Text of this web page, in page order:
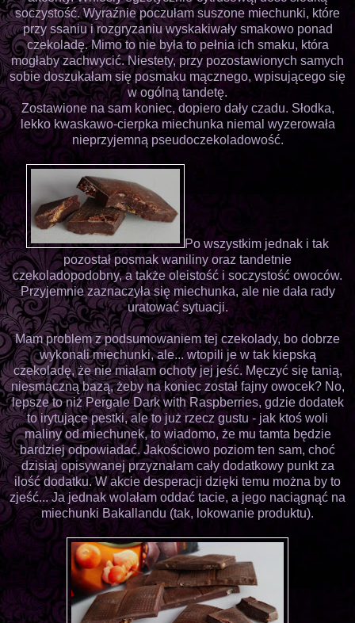
soczystość. Wyraźnie poczułam suszone miechunki, które
przy ssaniu i rozgryzaniu wyskakiwały smakowo ponad
czekoladę. Mimo to nie była to pełnia ich smaku, która
mogłaby zachwycić. Niestety, przy pozostawionych samych
sobie doszukałam się posmaku mącznego, wpisującego się
w ogólną tandetę.
Zostawione na sam koniec, dopiero dały czadu. Słodka,
lekko kwaskawo-cierpka miechunka niemal wyzerowała
nieprzyjemną pseudoczekoladowość.
Po wszystkim jednak i tak
pozostał posmak waniliny oraz tandetnie
czekoladopodobny, a także oleistość i soczystość owoców.
Przyjemnie zaznaczyła się miechunka, ale nie dała rady
uratować sytuacji.
Mam problem z podsumowaniem tej czekolady, bo dobrze
wykonali miechunki, ale... wtopili je w tak kiepską
czekoladę, że nie miałam ochoty jej jeść. Męczyć się tanią,
niesmaczną bazą, żeby na koniec został fajny owocek? No,
lepsze to niż Pergale Dark with Raspberries, gdzie dodatek
to irytujące pestki, ale to już rzecz gustu - jak ktoś woli
maliny od miechunek, to wiadomo, że mu tamta będzie
bardziej odpowiadać. Jakościowo poziom ten sam, choć
dzisiaj opisywanej przyznałam cały dodatkowy punkt za
ilość dodatku. W akcie desperacji dzięki temu można by to
zjeść... Ja jednak wolałam oddać tacie, a jego naciągnąć na
miechunki Bakallandu (tak, lokowanie produktu).